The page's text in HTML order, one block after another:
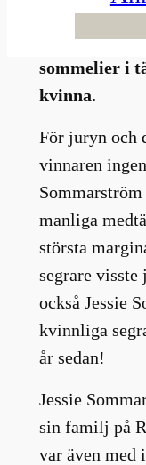
en
lika ovanligt
sommelier i
kvinna.
För juryn och
vinnaren
manliga
största
segrare visste
också Jessie
kvinnliga
år sedan!
Jessie
sin familj på
var även med